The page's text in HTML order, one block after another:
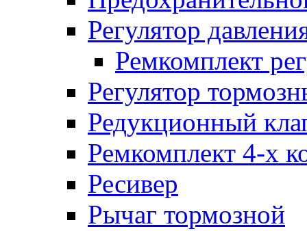
Регулятор
Ремкомплект
Регулятор
Редукционный
Ремкомплект 4-х
Ресивер
Рычаг тормозной